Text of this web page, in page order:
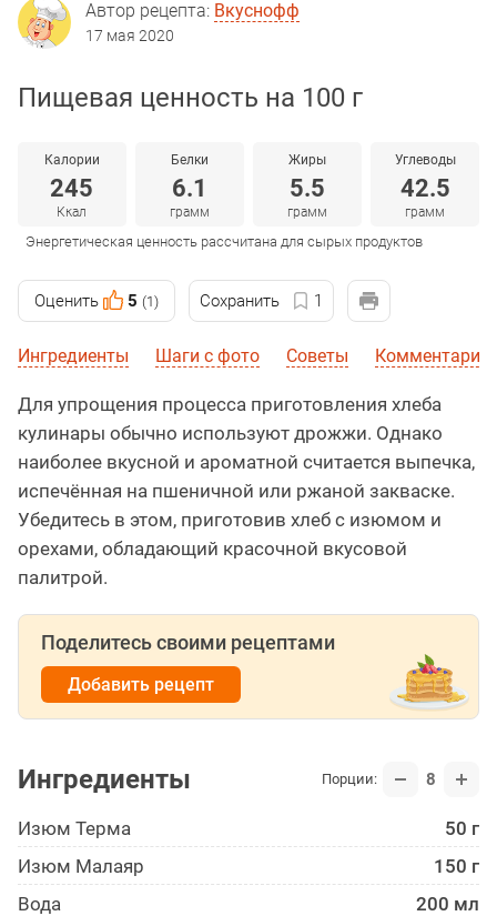
Автор рецепта: Вкуснофф
17 мая 2020
Пищевая ценность на 100 г
Калории
245
Ккал
Белки
6.1
грамм
Жиры
5.5
грамм
Углеводы
42.5
грамм
Энергетическая ценность рассчитана для сырых продуктов
Оценить 5 (1) Сохранить 1
Ингредиенты Шаги с фото Советы Комментарии
Для упрощения процесса приготовления хлеба
кулинары обычно используют дрожжи. Однако
наиболее вкусной и ароматной считается выпечка,
испечённая на пшеничной или ржаной закваске.
Убедитесь в этом, приготовив хлеб с изюмом и
орехами, обладающий красочной вкусовой
палитрой.
Поделитесь своими рецептами
Добавить рецепт
Ингредиенты Порции: 8
Изюм Терма
50 г
Изюм Малаяр
150 г
Вода
200 мл